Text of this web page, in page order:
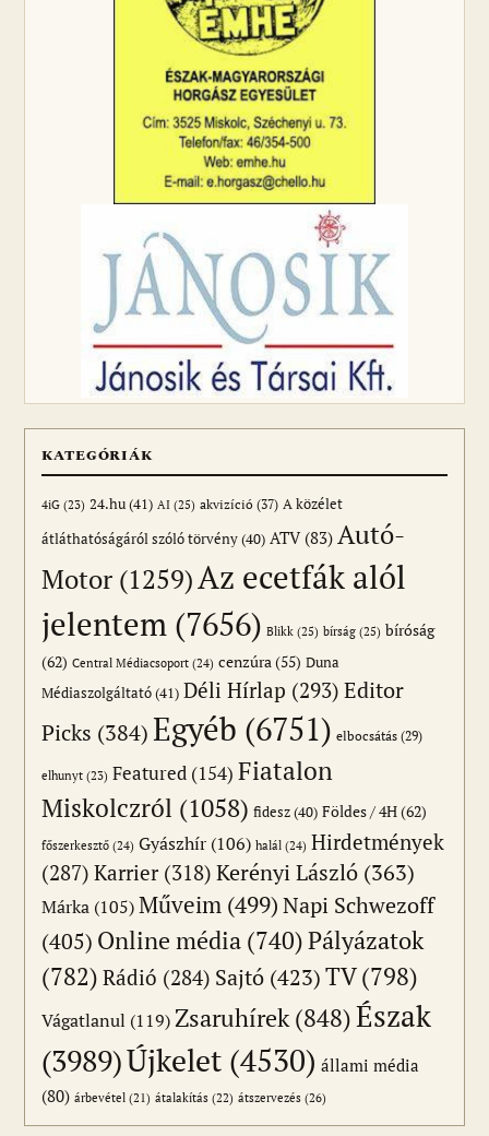
KATEGÓRIÁK
4iG (23) 24.hu(41) AI (25) akvizíció (37) A közélet
átláthatóságáról szóló törvény(40) ATV(83) Autó-
Motor (1259)Az ecetfák alól
jelentem (7656) Blikk (25) bírság (25) bíróság
(62) Central Médiacsoport (24) cenzúra(55) Duna
Médiaszolgáltató(41) Déli Hírlap (293) Editor
Picks (384)Egyéb (6751) elbocsátás (29)
elhunyt (23) Featured (154) Fiatalon
Miskolczról (1058) fidesz(40) Földes / 4H(62)
főszerkesztő (24) Gyászhír (106) halál (24) Hirdetmények
(287) Karrier(318) Kerényi László (363)
Márka (105) Műveim (499)Napi Schwezoff
(405) Online média (740)Pályázatok
(782) Rádió (284) Sajtó (423)TV(798)
Vágatlanul (119)Zsaruhírek(848)Észak
(3989)Újkelet (4530) állami média
(80) árbevétel (21) átalakítás (22) átszervezés (26)